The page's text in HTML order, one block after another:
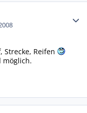
Strecke, Reifen
möglich.